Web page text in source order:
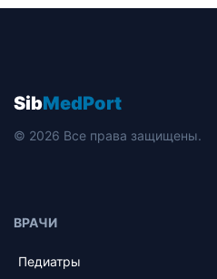
SibMedPort
© 2026 Все права защищены.
ВРАЧИ
Педиатры